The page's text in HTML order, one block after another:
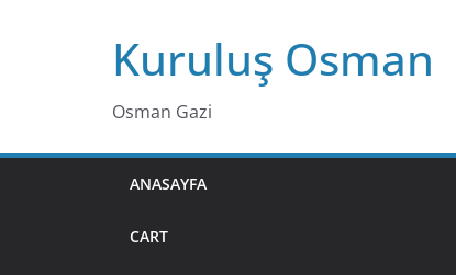
Kuruluş Osman
Osman Gazi
ANASAYFA
CART